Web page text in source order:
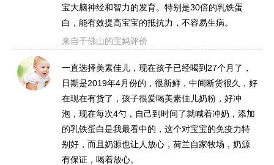
宝大脑神经和智力的发育。特别是30倍的乳铁蛋
白，能有效提高宝宝的抵抗力，不容易生病。
来自于佛山的宝妈评价
一直选择美素佳儿，现在孩子已经喝到27个月了，
日期是2019年4月份的，很新鲜，中间断货很久，好
在现在有货了，孩子很爱喝美素佳儿奶粉，好冲
泡，现在每次4勺，自己到时间了就喊着冲奶，添加
的乳铁蛋白是我最看中的，这个对宝宝的免疫力特
别好，而且奶源也让人放心，荷兰自家牧场，奶源
有保证，喝着放心。